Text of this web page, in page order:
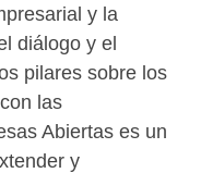
y la
diálogo y el
pilares sobre los
las
Abiertas es un
y